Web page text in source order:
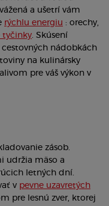
a ušetrí vám
rýchlu energiu : orechy,
tyčinky. Skúsení
nádobkách
na kulinársky
pre váš výkon v
zásob.
udržia mäso a
letných dní.
v pevne uzavretých
pre lesnú zver, ktorej